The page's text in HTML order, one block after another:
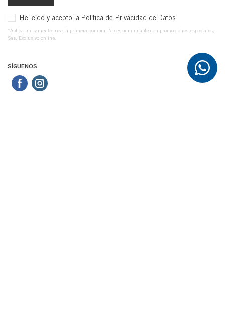
He leído y acepto la Política de Privacidad de Datos
*Aplica unicamente para la primera compra. No es acumulable con promociones especiales,
Sas. Exclusivo online.
SÍGUENOS